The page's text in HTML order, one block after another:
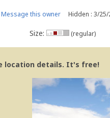
Message this owner Hidden : 3/25/
Size: (regular)
location details. It's free!